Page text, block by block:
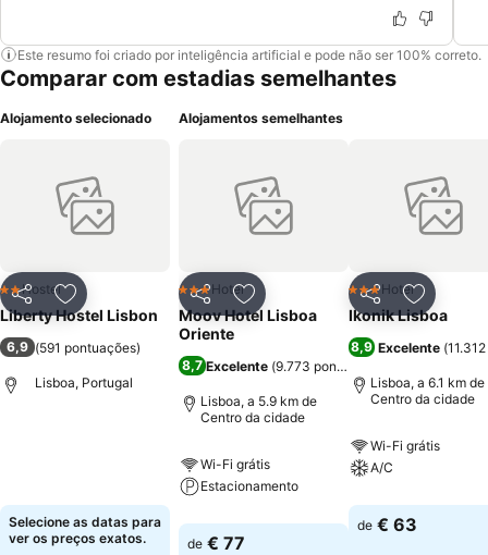
Este resumo foi criado por inteligência artificial e pode não ser 100% correto.
Comparar com estadias semelhantes
Alojamento selecionado
PartilharAdicionar aos favoritos
2 Estrelas
Hostel
Liberty Hostel Lisbon
6,9 (591 pontuações)
Lisboa, Portugal
Selecione as datas para
ver os preços exatos.
Alojamentos semelhantes
PartilharAdicionar aos favoritos
3 Estrelas
Hotel
Moov Hotel Lisboa
Oriente
8,7 Excelente (9.773 pontuações
Lisboa, a 5.9 km de
Centro da cidade
Wi-Fi grátis
Estacionamento
de € 77
Partilhar
3 Estrelas
Hotel
Ikonik Lisboa
8,9 Excelente (
Lisboa, a 6.1 km de
Centro da cidade
Wi-Fi grátis
A/C
de € 63